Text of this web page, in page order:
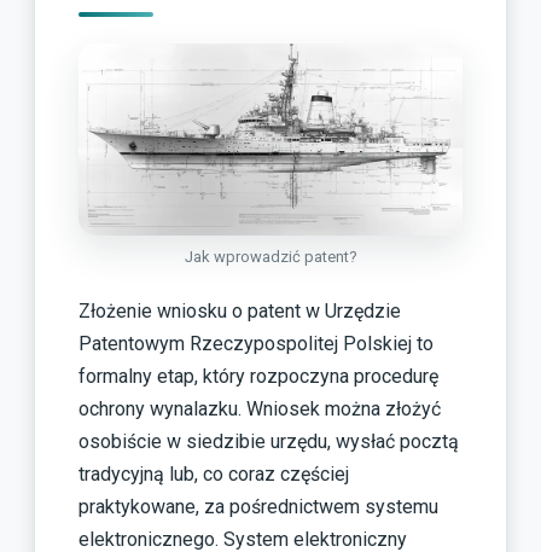
Jak wprowadzić patent?
Złożenie wniosku o patent w Urzędzie
Patentowym Rzeczypospolitej Polskiej to
formalny etap, który rozpoczyna procedurę
ochrony wynalazku. Wniosek można złożyć
osobiście w siedzibie urzędu, wysłać pocztą
tradycyjną lub, co coraz częściej
praktykowane, za pośrednictwem systemu
elektronicznego. System elektroniczny